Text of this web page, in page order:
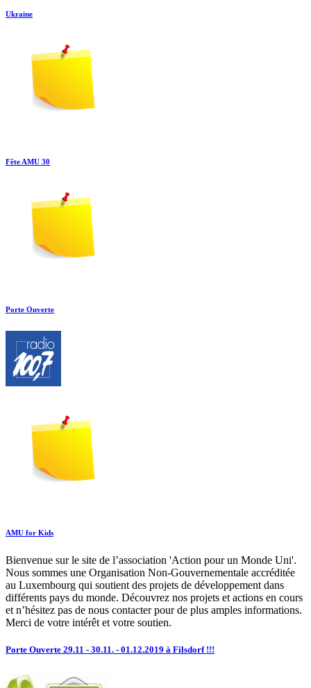
Ukraine
Fête AMU 30
Porte Ouverte
AMU for Kids
Bienvenue sur le site de l’association 'Action pour un Monde Uni'.
Nous sommes une Organisation Non-Gouvernementale accréditée
au Luxembourg qui soutient des projets de développement dans
différents pays du monde. Découvrez nos projets et actions en cours
et n’hésitez pas de nous contacter pour de plus amples informations.
Merci de votre intérêt et votre soutien.
Porte Ouverte 29.11 - 30.11. - 01.12.2019 à Filsdorf !!!